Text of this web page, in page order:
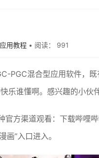
用教程 • 阅读： 991
PGC混合型应用软件，
乐谁懂啊。感兴趣的小伙
官方渠道观看：‌下载哔哩
画”入口进入‌。